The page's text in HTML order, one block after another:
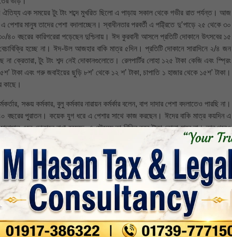
ঐতিয্য এক সময়ের টুং টাং শব্দে মুখরিত ছিলো এ পাড়ায় সকাল থেকে গভীর রাত পর্যন্ত। আজ
মানুষ তাদের পেশা বদালাচ্ছেন। স্বাধীনতার পরবর্তী এ পট্ট্রিতে দু’পাড়ে ২৫ থেকে ৩০
বছরের কারিগরেরা পড়েছেন দুশ্চিনায়। ঈদ কুরবানী আসলে প্রতিটি দোকানে উৎসবের ১৫
হচ্ছে না। ঈদ-উল আজহার বাকি মাত্র ৫দিন। প্রতিটি দোকানে সারাদিনে ২/৪ জন
না ক্রেতারা, টুং টাং শব্দ নেই দোকানগুলোতে। রেলপার্টির লোহা ১২৫ টাকা কেজি এবং স্প্রিং
এবং গরু জবাইয়ের ছুড়ি ৮শ’ থেকে ১২ শ’ টাকা, চাপাতি ১ হাজার থেকে ১৫শ’ টাকা।
কাছে।
সঞ্চয় কর্মকার, বুলু কর্মকার নারায়ন কর্মর্কার বলেন, বাপ দাদার পেশা বদলাতেও পারছি না।
বছরের পুরাতন। কয়েক যুগ ধরে এ পেশার সাথে কাজ করছেন। ঈদের বাকি মাত্র কয়দিন এ
এনে দোকানে রাখা হয়েছে, এ মৌসুমে তা বিক্রি করে টাকা তোলা যাবে না। তার পরেও
টাকা। অগ্রীম ৪০/৫০ হাজার টাকা দিয়ে আনতে হয় শ্রমিকদের। গত বছর কয়লার বস্তা
ব্যবসা করে পরিবার পরিজন নিয়ে চলবো।এ পেশা ধরে রাখতে হলে সরকারি পৃষ্টপোষকতায়
প্রতিবেদন
Whatsapp Print